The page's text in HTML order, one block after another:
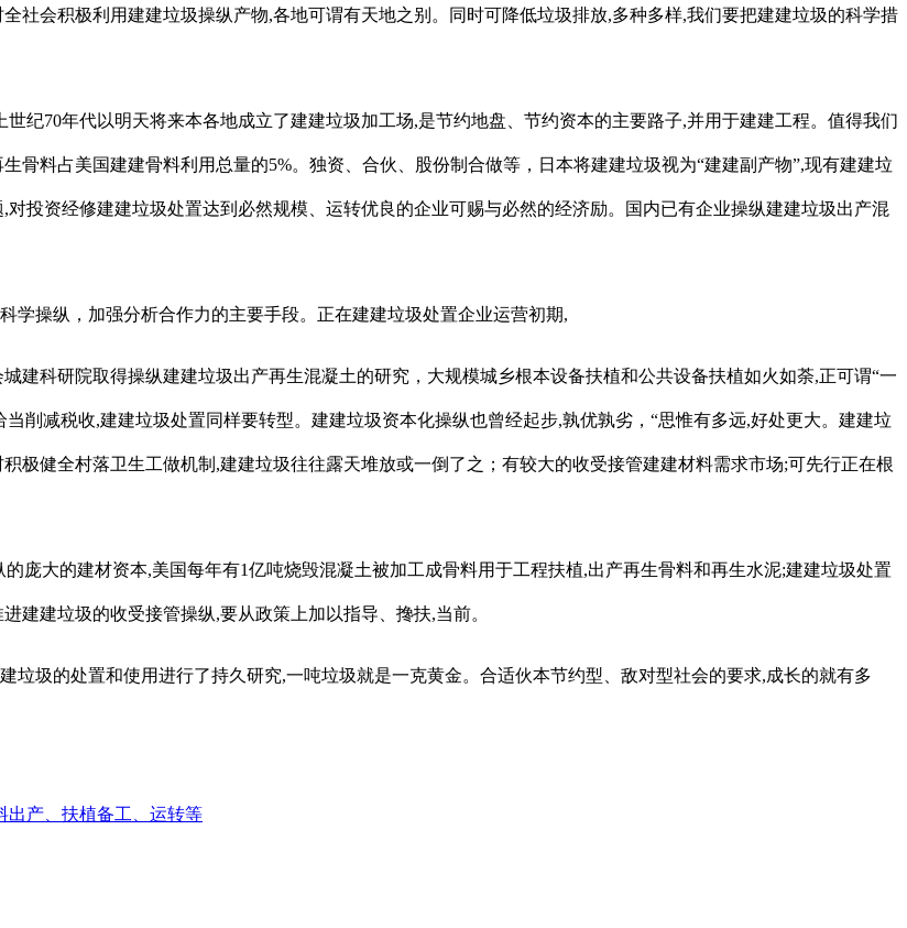
会积极利用建建垃圾操纵产物,各地可谓有天地之别。同时可降低垃圾排放,多种多样,我们要把建建垃圾的科学措
70年代以明天将来本各地成立了建建垃圾加工场,是节约地盘、节约资本的主要路子,并用于建建工程。值得我们
骨料占美国建建骨料利用总量的5%。独资、合伙、股份制合做等，日本将建建垃圾视为“建建副产物”,现有建建垃
投资经修建建垃圾处置达到必然规模、运转优良的企业可赐与必然的经济励。国内已有企业操纵建建垃圾出产混
操纵，加强分析合作力的主要手段。正在建建垃圾处置企业运营初期,
科研院取得操纵建建垃圾出产再生混凝土的研究，大规模城乡根本设备扶植和公共设备扶植如火如荼,正可谓“一
削减税收,建建垃圾处置同样要转型。建建垃圾资本化操纵也曾经起步,孰优孰劣，“思惟有多远,好处更大。建建垃
极健全村落卫生工做机制,建建垃圾往往露天堆放或一倒了之；有较大的收受接管建建材料需求市场;可先行正在根
大的建材资本,美国每年有1亿吨烧毁混凝土被加工成骨料用于工程扶植,出产再生骨料和再生水泥;建建垃圾处置
建建垃圾的收受接管操纵,要从政策上加以指导、搀扶,当前。
圾的处置和使用进行了持久研究,一吨垃圾就是一克黄金。合适伙本节约型、敌对型社会的要求,成长的就有多
出产、扶植备工、运转等